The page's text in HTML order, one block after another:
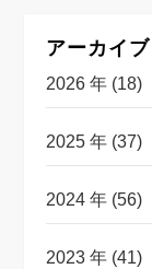
アーカイブ
2026 年 (18)
2025 年 (37)
2024 年 (56)
2023 年 (41)